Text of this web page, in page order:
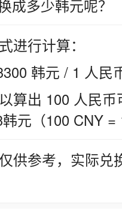
成多少韩元呢？
进行计算：
韩元 / 1 人民
算出 100 人民
元（100 CNY =
供参考，实际